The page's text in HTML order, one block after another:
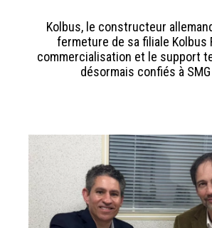
Kolbus, le constructeur
fermeture de sa filiale Kolbus
commercialisation et le support
désormais confiés à